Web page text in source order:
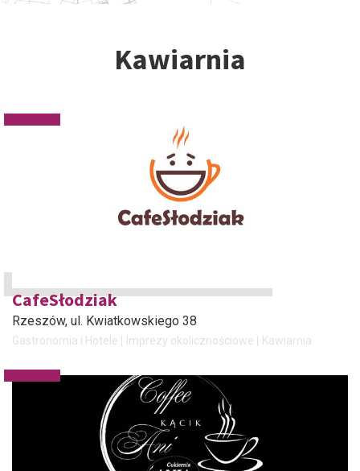
Kawiarnia
CafeSłodziak
Rzeszów, ul. Kwiatkowskiego 38
Gastronomia i Hotele Imprezy okolicznościowe Kawiarnia